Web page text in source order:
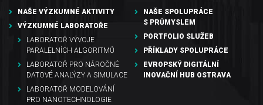
NAŠE VÝZKUMNÉ AKTIVITY
VÝZKUMNÉ LABORATOŘE
LABORATOŘ VÝVOJE
PARALELNÍCH ALGORITMŮ
LABORATOŘ PRO NÁROČNÉ
DATOVÉ ANALÝZY A SIMULACE
LABORATOŘ MODELOVÁNÍ
PRO NANOTECHNOLOGIE
NAŠE SPOLUPRÁCE
S PRŮMYSLEM
PORTFOLIO SLUŽEB
PŘÍKLADY SPOLUPRÁCE
EVROPSKÝ DIGITÁLNÍ
INOVAČNÍ HUB OSTRAVA